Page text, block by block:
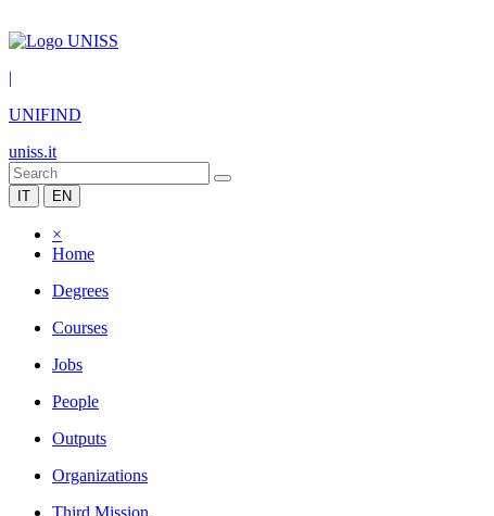
|
UNIFIND
uniss.it
IT EN
×
Home
Degrees
Courses
Jobs
People
Outputs
Organizations
Third Mission